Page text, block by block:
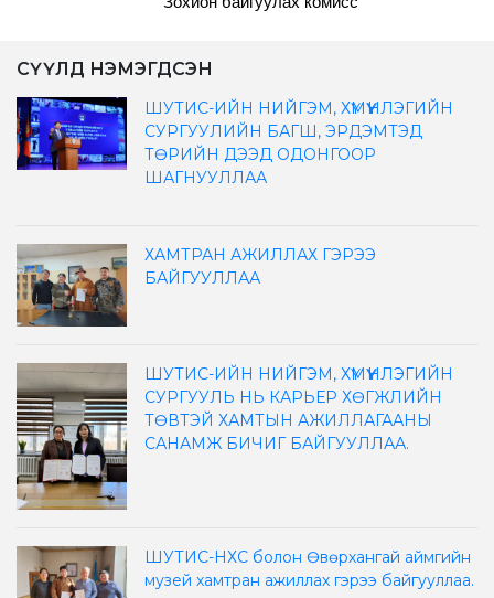
СҮҮЛД НЭМЭГДСЭН
ШУТИС-ИЙН НИЙГЭМ, ХҮМҮҮНЛЭГИЙН
СУРГУУЛИЙН БАГШ, ЭРДЭМТЭД
ТӨРИЙН ДЭЭД ОДОНГООР
ШАГНУУЛЛАА
ХАМТРАН АЖИЛЛАХ ГЭРЭЭ
БАЙГУУЛЛАА
ШУТИС-ИЙН НИЙГЭМ, ХҮМҮҮНЛЭГИЙН
СУРГУУЛЬ НЬ КАРЬЕР ХӨГЖЛИЙН
ТӨВТЭЙ ХАМТЫН АЖИЛЛАГААНЫ
САНАМЖ БИЧИГ БАЙГУУЛЛАА.
ШУТИС-НХС болон Өвөрхангай аймгийн
музей хамтран ажиллах гэрээ байгууллаа.